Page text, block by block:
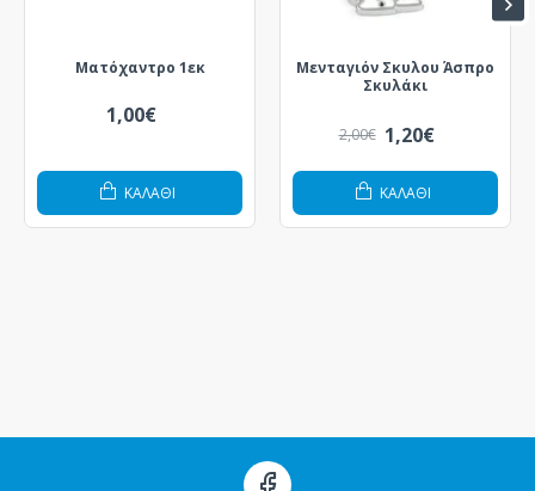
Ματόχαντρο 1εκ
1,00€
ΚΑΛΆΘΙ
Μενταγιόν Σκυλου Άσπρο
Σκυλάκι
1,20€
2,00€
ΚΑΛΆΘΙ